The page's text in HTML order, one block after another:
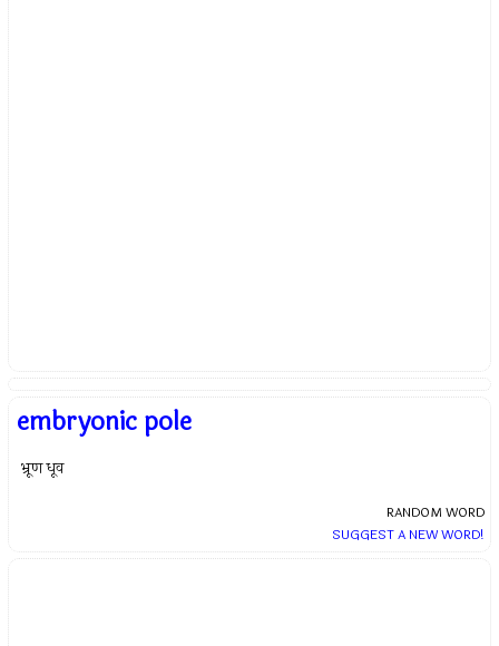
embryonic pole
भ्रूण धूव
RANDOM WORD
SUGGEST A NEW WORD!